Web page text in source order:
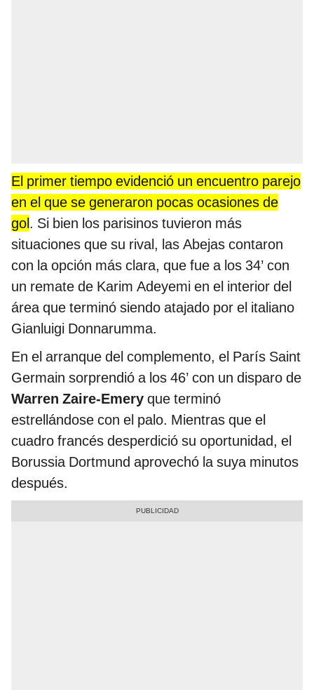
El primer tiempo evidenció un encuentro parejo
en el que se generaron pocas ocasiones de
gol. Si bien los parisinos tuvieron más
situaciones que su rival, las Abejas contaron
con la opción más clara, que fue a los 34’ con
un remate de Karim Adeyemi en el interior del
área que terminó siendo atajado por el italiano
Gianluigi Donnarumma.
En el arranque del complemento, el París Saint
Germain sorprendió a los 46’ con un disparo de
Warren Zaire-Emery que terminó
estrellándose con el palo. Mientras que el
cuadro francés desperdició su oportunidad, el
Borussia Dortmund aprovechó la suya minutos
después.